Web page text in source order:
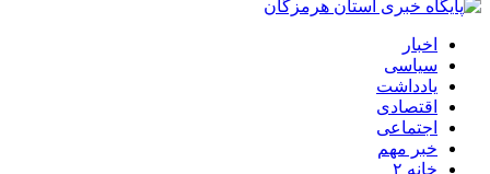
اخبار
سیاسی
یادداشت
اقتصادی
اجتماعی
خبر مهم
خانه ۲